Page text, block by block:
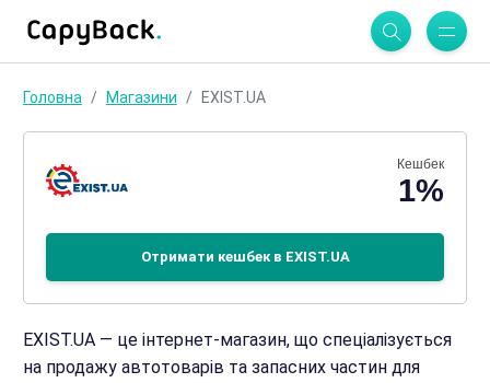
Головна Магазини EXIST.UA
Кешбек
1%
Отримати кешбек в EXIST.UA
EXIST.UA — це інтернет-магазин, що спеціалізується
на продажу автотоварів та запасних частин для